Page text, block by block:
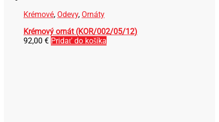
Krémové, Odevy, Ornáty
Krémový ornát (KOR/002/05/12)
92,00 € Pridať do košíka